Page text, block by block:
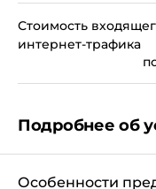
Стоимость
интернет-трафика
Подробнее об
Особенности
использовании
После
настройки
получения